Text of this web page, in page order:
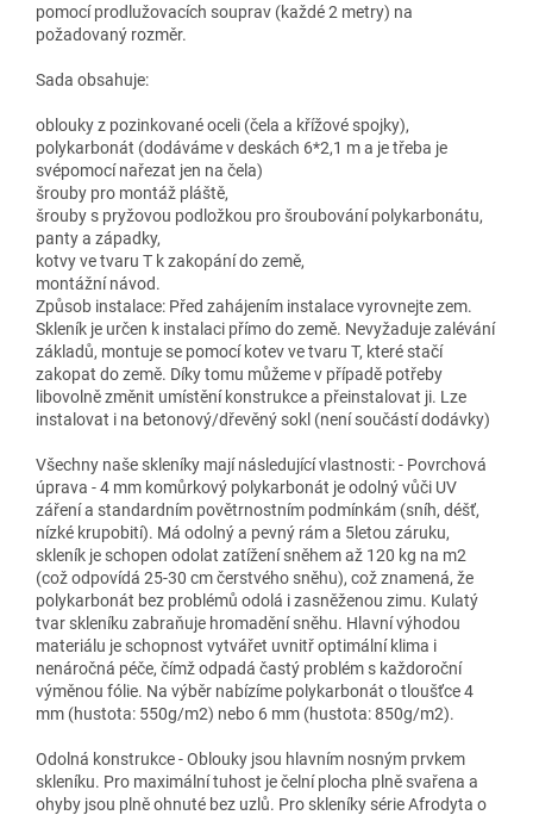
pomocí prodlužovacích souprav (každé 2 metry) na
požadovaný rozměr.
Sada obsahuje:
oblouky z pozinkované oceli (čela a křížové spojky),
polykarbonát (dodáváme v deskách 6*2,1 m a je třeba je
svépomocí nařezat jen na čela)
šrouby pro montáž pláště,
šrouby s pryžovou podložkou pro šroubování polykarbonátu,
panty a západky,
kotvy ve tvaru T k zakopání do země,
montážní návod.
Způsob instalace: Před zahájením instalace vyrovnejte zem.
Skleník je určen k instalaci přímo do země. Nevyžaduje zalévání
základů, montuje se pomocí kotev ve tvaru T, které stačí
zakopat do země. Díky tomu můžeme v případě potřeby
libovolně změnit umístění konstrukce a přeinstalovat ji. Lze
instalovat i na betonový/dřevěný sokl (není součástí dodávky)
Všechny naše skleníky mají následující vlastnosti: - Povrchová
úprava - 4 mm komůrkový polykarbonát je odolný vůči UV
záření a standardním povětrnostním podmínkám (sníh, déšť,
nízké krupobití). Má odolný a pevný rám a 5letou záruku,
skleník je schopen odolat zatížení sněhem až 120 kg na m2
(což odpovídá 25-30 cm čerstvého sněhu), což znamená, že
polykarbonát bez problémů odolá i zasněženou zimu. Kulatý
tvar skleníku zabraňuje hromadění sněhu. Hlavní výhodou
materiálu je schopnost vytvářet uvnitř optimální klima i
nenáročná péče, čímž odpadá častý problém s každoroční
výměnou fólie. Na výběr nabízíme polykarbonát o tloušťce 4
mm (hustota: 550g/m2) nebo 6 mm (hustota: 850g/m2).
Odolná konstrukce - Oblouky jsou hlavním nosným prvkem
skleníku. Pro maximální tuhost je čelní plocha plně svařena a
ohyby jsou plně ohnuté bez uzlů. Pro skleníky série Afrodyta o